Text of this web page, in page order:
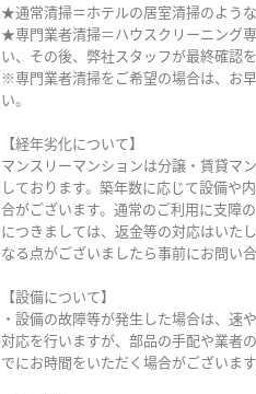
★通常清掃＝ホテルの居室清掃のような
★専門業者清掃＝ハウスクリーニング
い、その後、弊社スタッフが最終確認を
※専門業者清掃をご希望の場合は、お
い。
【経年劣化について】
マンスリーマンションは分譲・賃貸マ
しております。築年数に応じて設備や
合がございます。通常のご利用に支障
につきましては、返金等の対応はいた
なる点がございましたら事前にお問い
【設備について】
・設備の故障等が発生した場合は、速
対応を行いますが、部品の手配や業者
でにお時間をいただく場合がございます